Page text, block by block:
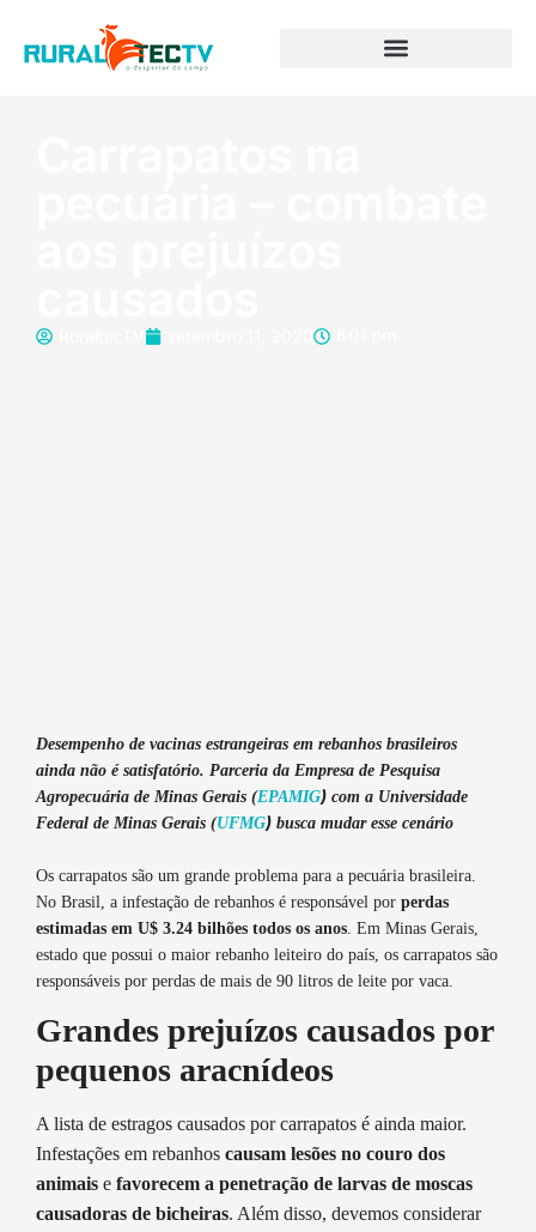
Desempenho de vacinas estrangeiras em rebanhos brasileiros
ainda não é satisfatório. Parceria da Empresa de Pesquisa
Agropecuária de Minas Gerais (EPAMIG) com a Universidade
Federal de Minas Gerais (UFMG) busca mudar esse cenário
Os carrapatos são um grande problema para a pecuária brasileira.
No Brasil, a infestação de rebanhos é responsável por perdas
estimadas em U$ 3.24 bilhões todos os anos. Em Minas Gerais,
estado que possui o maior rebanho leiteiro do país, os carrapatos são
responsáveis por perdas de mais de 90 litros de leite por vaca.
Grandes prejuízos causados por
pequenos aracnídeos
A lista de estragos causados por carrapatos é ainda maior.
Infestações em rebanhos causam lesões no couro dos
animais e favorecem a penetração de larvas de moscas
causadoras de bicheiras. Além disso, devemos considerar